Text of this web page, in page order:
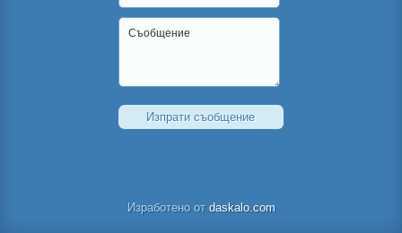
Изработено от daskalo.com